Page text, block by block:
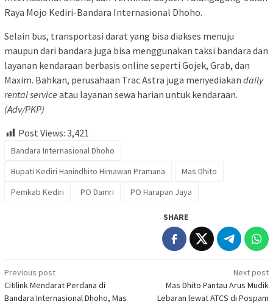
Raya Mojo Kediri-Bandara Internasional Dhoho.
Selain bus, transportasi darat yang bisa diakses menuju
maupun dari bandara juga bisa menggunakan taksi bandara dan
layanan kendaraan berbasis online seperti Gojek, Grab, dan
Maxim. Bahkan, perusahaan Trac Astra juga menyediakan daily
rental service atau layanan sewa harian untuk kendaraan.
(Adv/PKP)
Post Views: 3,421
Bandara Internasional Dhoho
Bupati Kediri Hanindhito Himawan Pramana
Mas Dhito
Pemkab Kediri
PO Damri PO Harapan Jaya
SHARE
Post
navigation
Previous post
Citilink Mendarat Perdana di
Bandara Internasional Dhoho, Mas
Next post
Mas Dhito Pantau Arus Mudik
Lebaran lewat ATCS di Pospam